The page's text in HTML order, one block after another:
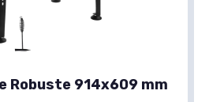
Robuste 914x609 mm